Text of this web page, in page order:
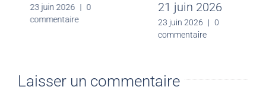
30 juin 2026 | 0
commentaire
23 juin 2026 | 0
commentaire